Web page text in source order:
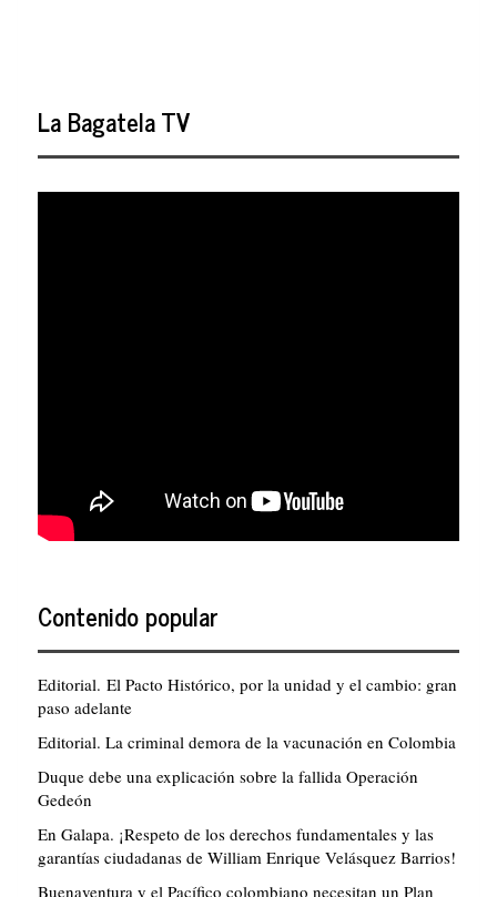
La Bagatela TV
Contenido popular
Editorial. El Pacto Histórico, por la unidad y el cambio: gran
paso adelante
Editorial. La criminal demora de la vacunación en Colombia
Duque debe una explicación sobre la fallida Operación
Gedeón
En Galapa. ¡Respeto de los derechos fundamentales y las
garantías ciudadanas de William Enrique Velásquez Barrios!
Buenaventura y el Pacífico colombiano necesitan un Plan